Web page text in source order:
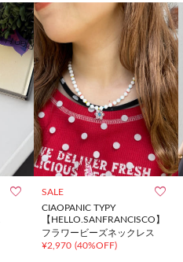
 SALE 
CIAOPANIC TYPY
【HELLO.SANFRANCISCO】
フラワービーズネックレス
¥2,970 (40%OFF)